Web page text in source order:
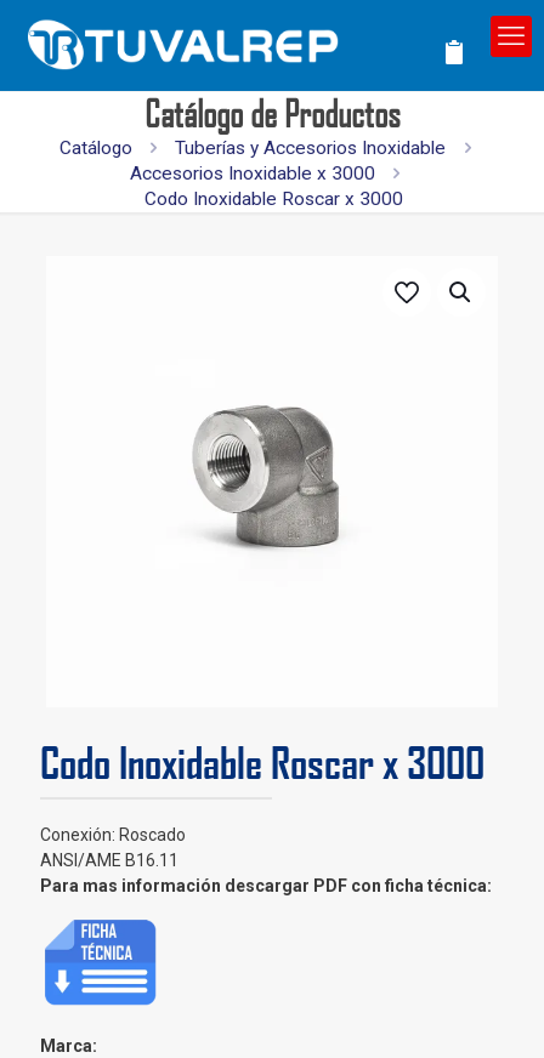
Catálogo de Productos
Catálogo
Tuberías y Accesorios Inoxidable
Accesorios Inoxidable x 3000
Codo Inoxidable Roscar x 3000
Codo Inoxidable Roscar x 3000
Conexión: Roscado
ANSI/AME B16.11
Para mas información descargar PDF con ficha técnica:
Marca: